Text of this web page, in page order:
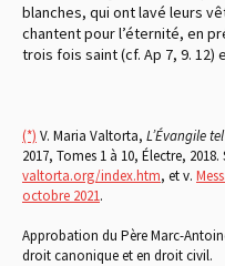
blanches, qui ont lavé leurs
chantent pour l’éternité, en
trois fois saint (cf. Ap 7, 9. 12)
(*) V. Maria Valtorta, L’Évangile
2017, Tomes 1 à 10, Électre, 2018.
valtorta.org/index.htm, et v.
octobre 2021.
Approbation du Père Marc-
droit canonique et en droit